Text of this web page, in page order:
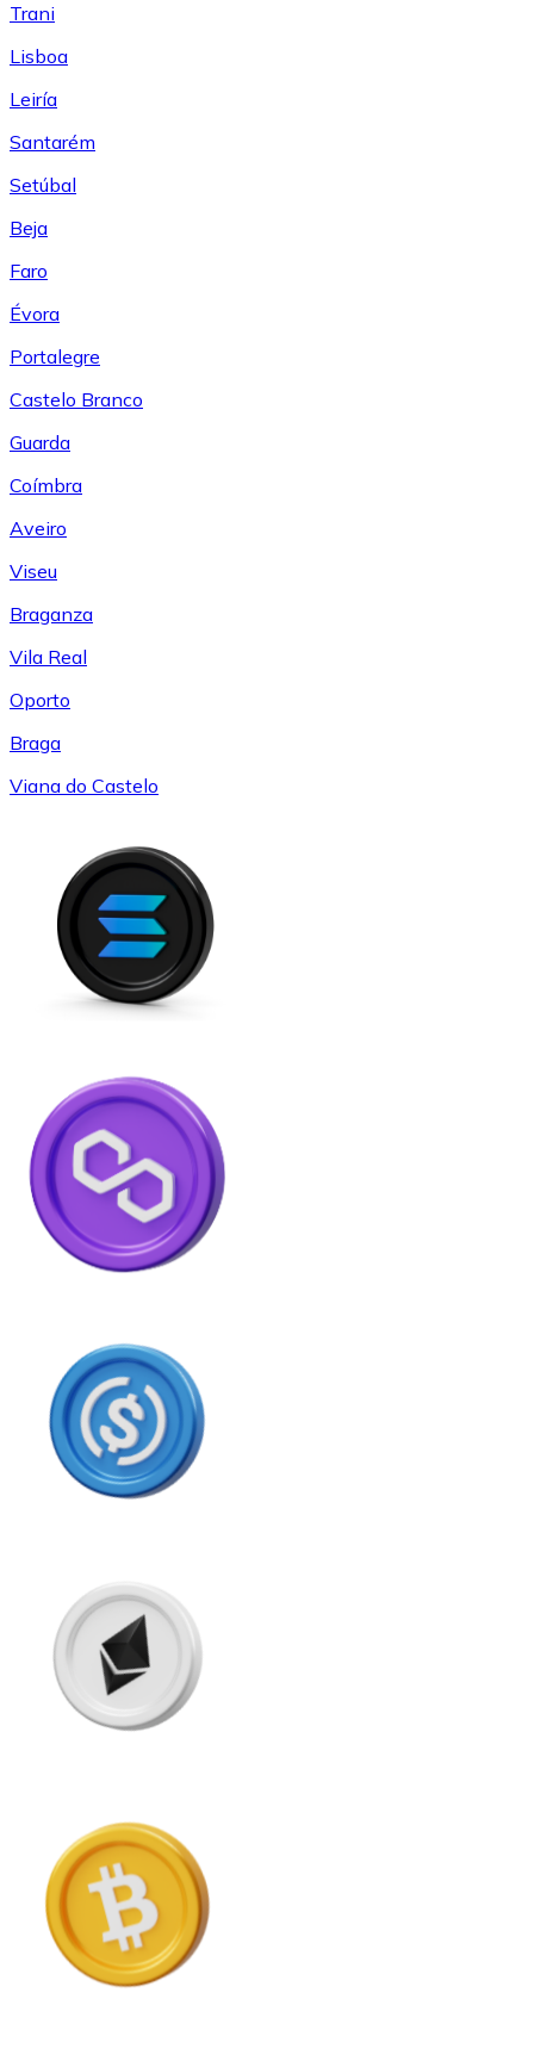
Trani
Lisboa
Leiría
Santarém
Setúbal
Beja
Faro
Évora
Portalegre
Castelo Branco
Guarda
Coímbra
Aveiro
Viseu
Braganza
Vila Real
Oporto
Braga
Viana do Castelo